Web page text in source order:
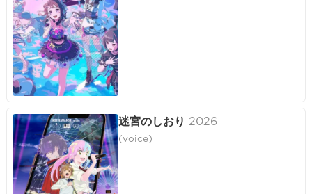
迷宮のしおり 2026
(voice)